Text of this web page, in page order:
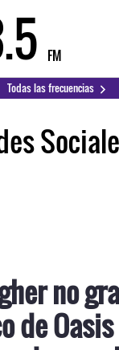
FM
Todas las frecuencias
no
de